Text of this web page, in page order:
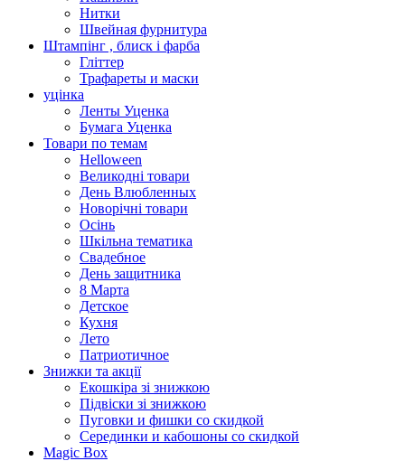
Нитки
Швейная фурнитура
Штампінг , блиск і фарба
Гліттер
Трафареты и маски
уцінка
Ленты Уценка
Бумага Уценка
Товари по темам
Helloween
Великодні товари
День Влюбленных
Новорічні товари
Осінь
Шкільна тематика
Свадебное
День защитника
8 Марта
Детское
Кухня
Лето
Патриотичное
Знижки та акції
Екошкіра зі знижкою
Підвіски зі знижкою
Пуговки и фишки со скидкой
Серединки и кабошоны со скидкой
Magic Box